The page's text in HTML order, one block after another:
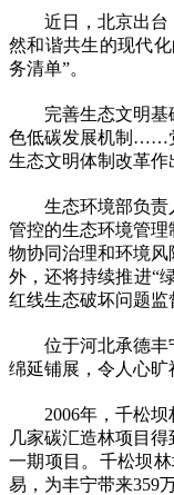
近日，北京出台
然和谐共生的现代
务清单”。
完善生态文明基
色低碳发展机制……
生态文明体制改革作
生态环境部负责
管控的生态环境管
物协同治理和环境
外，还将持续推进“
红线生态破坏问题监
位于河北承德丰
绵延铺展，令人心旷
2006年，千松坝
几家碳汇造林项目
一期项目。千松坝
易，为丰宁带来359